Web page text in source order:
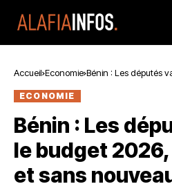
Accueil Economie Bénin : Les députés
ECONOMIE
Bénin : Les
le budget
et sans